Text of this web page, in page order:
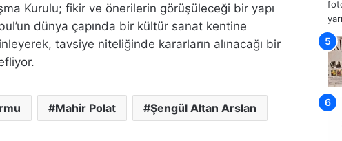
Kurulu; fikir ve önerilerin görüşüleceği bir yapı
dünya çapında bir kültür sanat kentine
tavsiye niteliğinde kararların alınacağı bir
Mahir Polat Şengül Altan Arslan